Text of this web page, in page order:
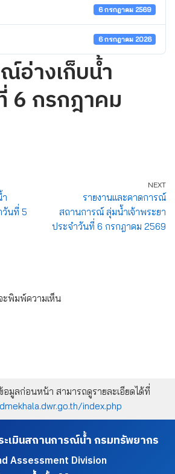
6 กรกฎาคม 2569
6 กรกฎาคม 2026
อ่างเก็บน้ำ
6 กรกฎาคม
วันที่ 5
NEXT
รายงานและคาดการณ์
สถานการณ์ ลุ่มน้ำเจ้าพระยา
ประจำวันที่ 6 กรกฎาคม 2569
ะพิมพ์ความเห็น
มูลก่อนหน้า สามารถดูรายละเอียดได้ที่
index.php
ะเมินสถานการณ์น้ำ กรมทรัพยากร
Assessment Division